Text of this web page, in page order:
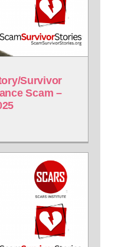
Survivor
Scam –